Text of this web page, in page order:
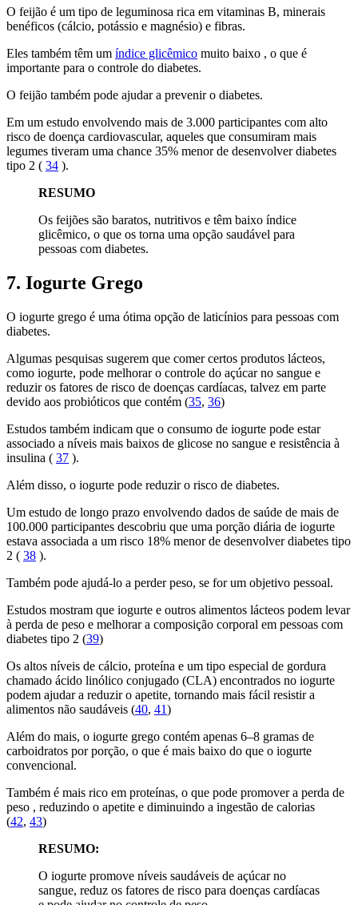
O feijão é um tipo de leguminosa rica em vitaminas B, minerais
benéficos (cálcio, potássio e magnésio) e fibras.
Eles também têm um índice glicêmico muito baixo , o que é
importante para o controle do diabetes.
O feijão também pode ajudar a prevenir o diabetes.
Em um estudo envolvendo mais de 3.000 participantes com alto
risco de doença cardiovascular, aqueles que consumiram mais
legumes tiveram uma chance 35% menor de desenvolver diabetes
tipo 2 ( 34 ).
RESUMO
Os feijões são baratos, nutritivos e têm baixo índice
glicêmico, o que os torna uma opção saudável para
pessoas com diabetes.
7. Iogurte Grego
O iogurte grego é uma ótima opção de laticínios para pessoas com
diabetes.
Algumas pesquisas sugerem que comer certos produtos lácteos,
como iogurte, pode melhorar o controle do açúcar no sangue e
reduzir os fatores de risco de doenças cardíacas, talvez em parte
devido aos probióticos que contém (35, 36)
Estudos também indicam que o consumo de iogurte pode estar
associado a níveis mais baixos de glicose no sangue e resistência à
insulina ( 37 ).
Além disso, o iogurte pode reduzir o risco de diabetes.
Um estudo de longo prazo envolvendo dados de saúde de mais de
100.000 participantes descobriu que uma porção diária de iogurte
estava associada a um risco 18% menor de desenvolver diabetes tipo
2 ( 38 ).
Também pode ajudá-lo a perder peso, se for um objetivo pessoal.
Estudos mostram que iogurte e outros alimentos lácteos podem levar
à perda de peso e melhorar a composição corporal em pessoas com
diabetes tipo 2 (39)
Os altos níveis de cálcio, proteína e um tipo especial de gordura
chamado ácido linólico conjugado (CLA) encontrados no iogurte
podem ajudar a reduzir o apetite, tornando mais fácil resistir a
alimentos não saudáveis ​​(40, 41)
Além do mais, o iogurte grego contém apenas 6–8 gramas de
carboidratos por porção, o que é mais baixo do que o iogurte
convencional.
Também é mais rico em proteínas, o que pode promover a perda de
peso , reduzindo o apetite e diminuindo a ingestão de calorias
(42, 43)
RESUMO:
O iogurte promove níveis saudáveis ​​de açúcar no
sangue, reduz os fatores de risco para doenças cardíacas